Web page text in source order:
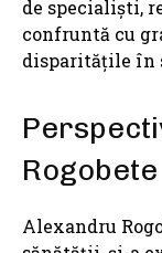
de specialiști,
confruntă cu
disparitățile în
Rogobete
Alexandru